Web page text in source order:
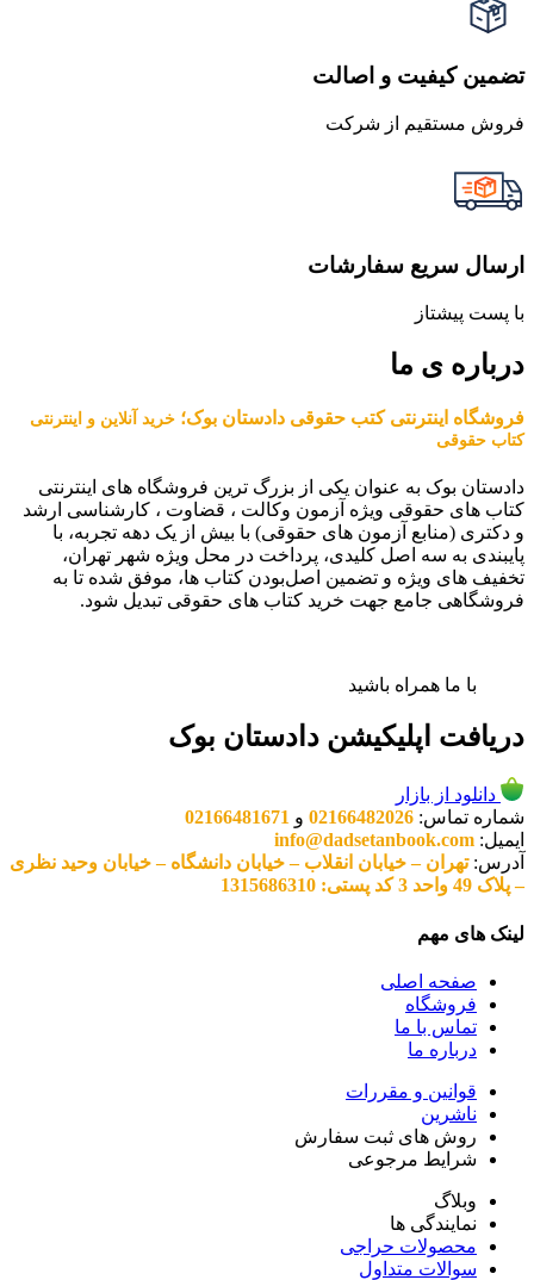
تضمین کیفیت و اصالت
فروش مستقیم از شرکت
ارسال سریع سفارشات
با پست پیشتاز
درباره ی ما
فروشگاه اینترنتی کتب حقوقی دادستان بوک؛ خرید آنلاین و اینترنتی
کتاب حقوقی
دادستان بوک به عنوان یکی از بزرگ ترین فروشگاه های اینترنتی
کتاب های حقوقی ویژه آزمون وکالت ، قضاوت ، کارشناسی ارشد
و دکتری (منابع آزمون های حقوقی) با بیش از یک دهه تجربه، با
پایبندی به سه اصل کلیدی، پرداخت در محل ویژه شهر تهران،
تخفیف های ویژه و تضمین اصل‌بودن کتاب ها، موفق شده تا به
فروشگاهی جامع جهت خرید کتاب های حقوقی تبدیل شود.
با ما همراه باشید
دریافت اپلیکیشن دادستان بوک
دانلود از بازار
شماره تماس: 02166482026 و 02166481671
ایمیل: info@dadsetanbook.com
آدرس:تهران – خیابان انقلاب – خیابان دانشگاه – خیابان وحید نظری
– پلاک 49 واحد 3 کد پستی: 1315686310
لینک های مهم
صفحه اصلی
فروشگاه
تماس با ما
درباره ما
قوانین و مقررات
ناشرین
روش های ثبت سفارش
شرایط مرجوعی
وبلاگ
نمایندگی ها
محصولات حراجی
سوالات متداول